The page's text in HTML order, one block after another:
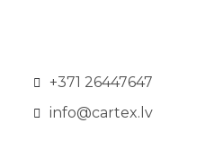
+371 26447647
info@cartex.lv